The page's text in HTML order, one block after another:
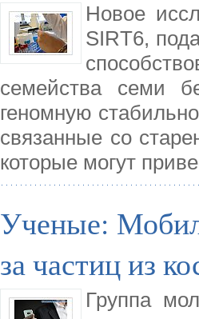
Новое
SIRT6,
семейства семи
геномную
связанные со
которые могут
Ученые:
за частиц из
Группа